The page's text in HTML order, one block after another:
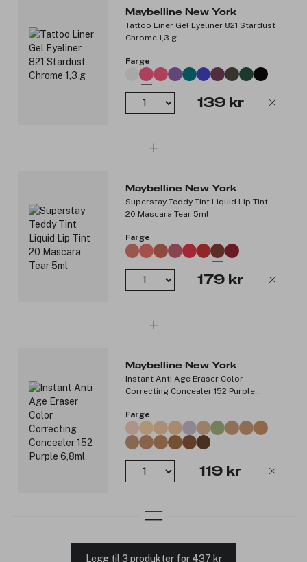
Maybelline New York
Tattoo Liner Gel Eyeliner 821 Stardust
Chrome 1,3 g
Farge
139 kr
Maybelline New York
Superstay Teddy Tint Liquid Lip Tint
20 Mascara Tear 5ml
Farge
179 kr
Maybelline New York
Instant Anti Age Eraser Color
Correcting Concealer 152 Purple
Farge
119 kr
Legg til 3 produkter for 437 kr